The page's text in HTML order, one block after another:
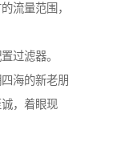
流量范围，
过滤器。
海的新老朋
，着眼现